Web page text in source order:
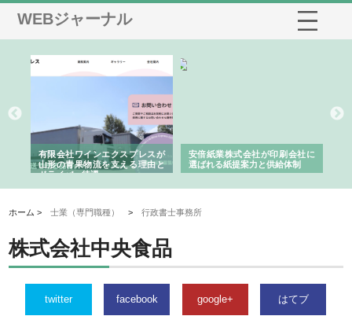
WEBジャーナル
有限会社ワインエクスプレスが
山形の青果物流を支える理由と
ドライバー待遇
安倍紙業株式会社が印刷会社に
選ばれる紙提案力と供給体制
ホーム >士業（専門職種） >行政書士事務所
株式会社中央食品
twitter facebook google+ はてブ